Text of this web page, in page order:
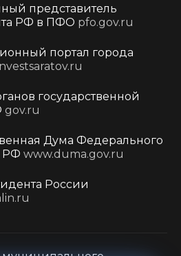
представитель
РФ в ПФО pfo.gov.ru
портал города
государственной
gov.ru
Дума Федерального
РФ www.duma.gov.ru
России